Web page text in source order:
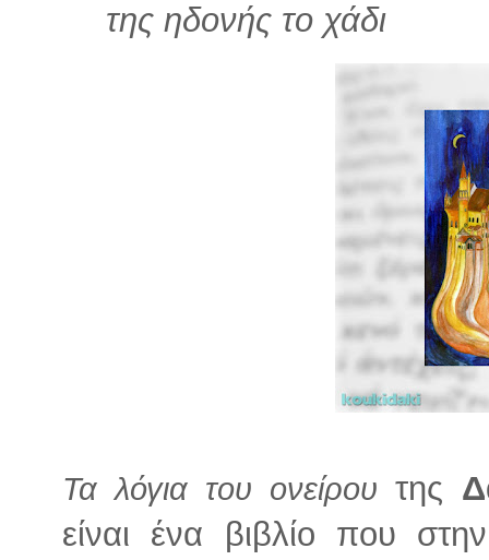
της ηδονής το χάδι
Τα λόγια του ονείρου της
είναι ένα βιβλίο που